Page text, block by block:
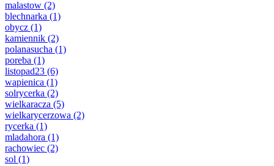
malastow (2)
blechnarka (1)
obycz (1)
kamiennik (2)
polanasucha (1)
poreba (1)
listopad23 (6)
wapienica (1)
solrycerka (2)
wielkaracza (5)
wielkarycerzowa (2)
rycerka (1)
mladahora (1)
rachowiec (2)
sol (1)